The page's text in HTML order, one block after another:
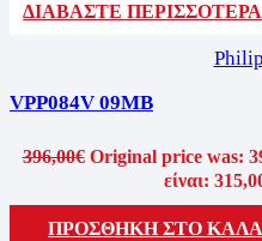
ΔΙΑΒΑΣΤΕ ΠΕΡΙΣΣΟΤΕΡΑ
VPP084V 09MB
396,00€ Original price was:
είναι:
ΠΡΟΣΘΗΚΗ ΣΤΟ